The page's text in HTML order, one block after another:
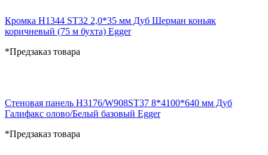
Кромка H1344 ST32 2,0*35 мм Дуб Шерман коньяк
коричневый (75 м бухта) Egger
*Предзаказ товара
Стеновая панель H3176/W908ST37 8*4100*640 мм Дуб
Галифакс олово/Белый базовый Egger
*Предзаказ товара